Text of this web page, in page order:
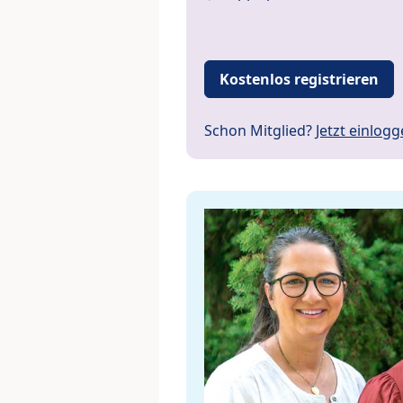
Kostenlos registrieren
Schon Mitglied? Jetzt